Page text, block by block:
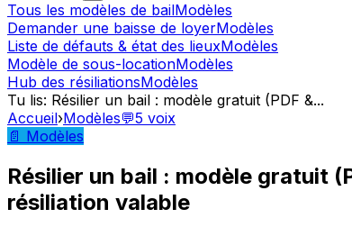
Tous les modèles de bailModèles
Demander une baisse de loyerModèles
Liste de défauts & état des lieuxModèles
Modèle de sous-locationModèles
Hub des résiliationsModèles
Tu lis: Résilier un bail : modèle gratuit (PDF &...
Accueil›Modèles💬5 voix
📄 Modèles
Résilier un bail : modèle gratuit
résiliation valable